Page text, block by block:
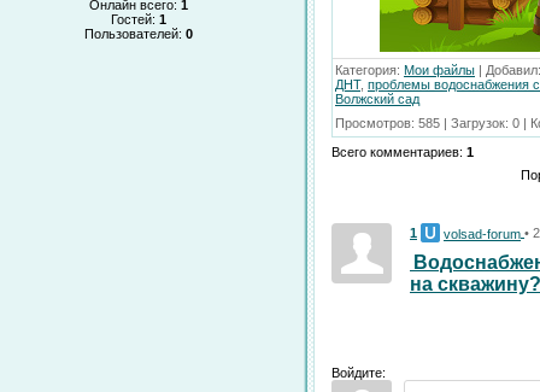
Онлайн всего: 1
Гостей: 1
Пользователей: 0
Категория: Мои файлы | Добавил:
ДНТ, проблемы водоснабжения
Волжский сад
Просмотров: 585 | Загрузок: 0 |
Всего комментариев: 1
1 volsad-forum •
на скважину?
Войдите: